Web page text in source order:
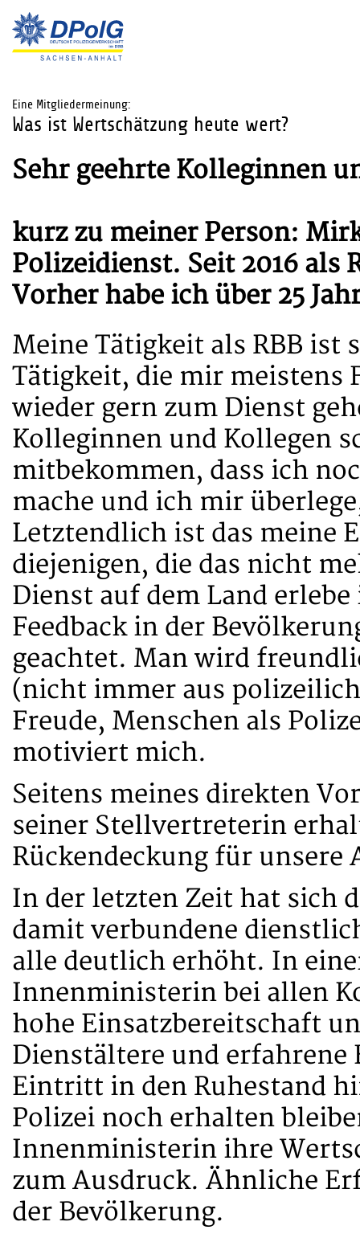
Eine Mitgliedermeinung:
Was ist Wertschätzung heute wert?
Sehr geehrte Kolleginnen
kurz zu meiner Person:
Polizeidienst. Seit 2016 als
Vorher habe ich über 25
Meine Tätigkeit als RBB ist
Tätigkeit, die mir meistens
wieder gern zum Dienst
Kolleginnen und Kollegen
mitbekommen, dass ich
mache und ich mir
Letztendlich ist das meine
diejenigen, die das nicht
Dienst auf dem Land
Feedback in der
geachtet. Man wird
(nicht immer aus
Freude, Menschen als
motiviert mich.
Seitens meines direkten
seiner Stellvertreterin
Rückendeckung für unsere
In der letzten Zeit hat sich
damit verbundene
alle deutlich erhöht. In
Innenministerin bei allen
hohe Einsatzbereitschaft
Dienstältere und erfahrene
Eintritt in den Ruhestand
Polizei noch erhalten
Innenministerin ihre
zum Ausdruck. Ähnliche
der Bevölkerung.